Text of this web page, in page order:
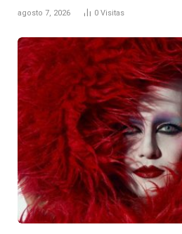
agosto 7, 2026 0 Visitas